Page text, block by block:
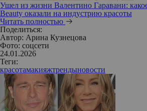
Ушел из жизни Валентино Гаравани:
Beauty оказали на индустрию красоты
Читать полностью
Поделиться:
Автор: Арина Кузнецова
Фото: соцсети
24.01.2026
Теги:
красотамакияжтрендыновости